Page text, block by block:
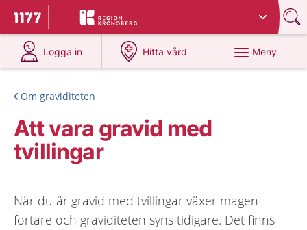
Till startsidan för 1177
Du har valt region
Logga in
på 1177.se
Hitta vård
på 1177.se
Meny
Om graviditeten
Att vara gravid med
tvillingar
När du är gravid med tvillingar växer magen
fortare och graviditeten syns tidigare. Det finns